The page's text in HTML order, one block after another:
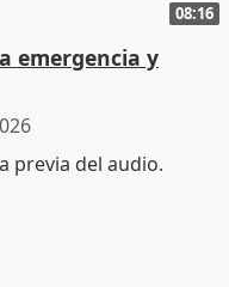
08:16
emergencia y